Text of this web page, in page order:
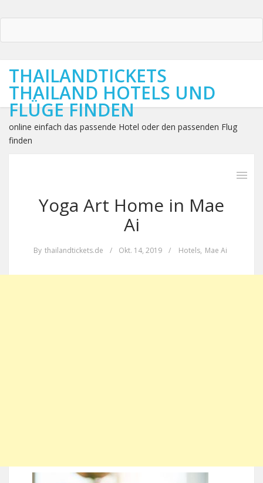
THAILANDTICKETS
THAILAND HOTELS UND
FLÜGE FINDEN
online einfach das passende Hotel oder den passenden Flug
finden
Yoga Art Home in Mae
Ai
By thailandtickets.de / Okt. 14, 2019 / Hotels, Mae Ai